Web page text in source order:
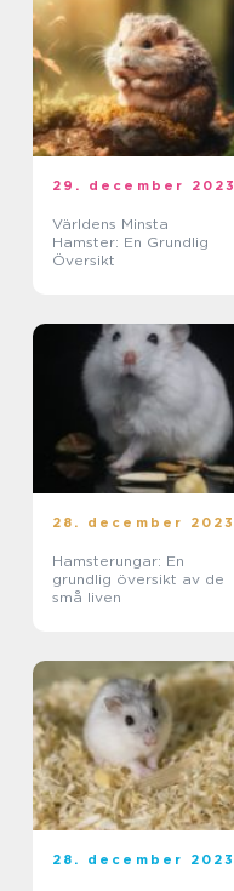
29. december 2023
Världens Minsta
Hamster: En Grundlig
Översikt
28. december 2023
Hamsterungar: En
grundlig översikt av de
små liven
28. december 2023